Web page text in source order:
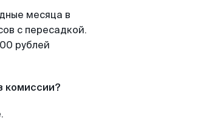
месяца в
с пересадкой.
рублей
комиссии?